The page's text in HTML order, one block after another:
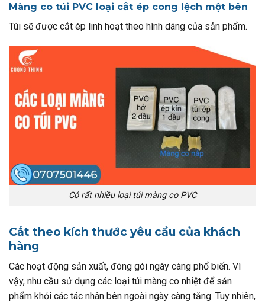
Màng co túi PVC loại cắt ép cong lệch một bên
Túi sẽ được cắt ép linh hoạt theo hình dáng của sản phẩm.
Có rất nhiều loại túi màng co PVC
Cắt theo kích thước yêu cầu của khách
hàng
Các hoạt động sản xuất, đóng gói ngày càng phổ biến. Vì
vậy, nhu cầu sử dụng các loại túi màng co nhiệt để sản
phẩm khỏi các tác nhân bên ngoài ngày càng tăng. Tuy nhiên,